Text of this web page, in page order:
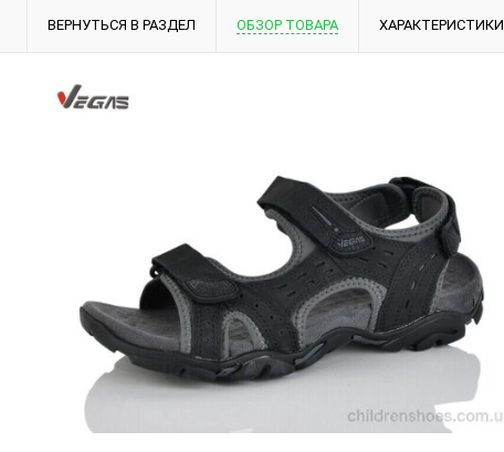
ВЕРНУТЬСЯ В РАЗДЕЛ ОБЗОР ТОВАРА ХАРАКТЕРИСТИКИ